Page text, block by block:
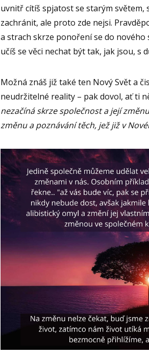
uvnitř cítíš spjatost se starým
zachránit, ale proto zde nejsi.
a strach skrze ponoření se do nového
učíš se věci nechat být tak, jak jsou, s
Možná znáš již také ten Nový Svět a
neudržitelné reality – pak dovol, ať ti
nezačíná skrze společnost a její
změnu a poznávání těch, jež již v